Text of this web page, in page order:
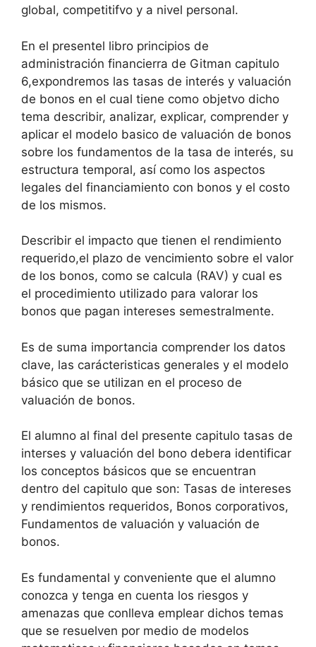
global, competitifvo y a nivel personal.
En el presentel libro principios de
administración financierra de Gitman capitulo
6,expondremos las tasas de interés y valuación
de bonos en el cual tiene como objetvo dicho
tema describir, analizar, explicar, comprender y
aplicar el modelo basico de valuación de bonos
sobre los fundamentos de la tasa de interés, su
estructura temporal, así como los aspectos
legales del financiamiento con bonos y el costo
de los mismos.
Describir el impacto que tienen el rendimiento
requerido,el plazo de vencimiento sobre el valor
de los bonos, como se calcula (RAV) y cual es
el procedimiento utilizado para valorar los
bonos que pagan intereses semestralmente.
Es de suma importancia comprender los datos
clave, las carácteristicas generales y el modelo
básico que se utilizan en el proceso de
valuación de bonos.
El alumno al final del presente capitulo tasas de
interses y valuación del bono debera identificar
los conceptos básicos que se encuentran
dentro del capitulo que son: Tasas de intereses
y rendimientos requeridos, Bonos corporativos,
Fundamentos de valuación y valuación de
bonos.
Es fundamental y conveniente que el alumno
conozca y tenga en cuenta los riesgos y
amenazas que conlleva emplear dichos temas
que se resuelven por medio de modelos